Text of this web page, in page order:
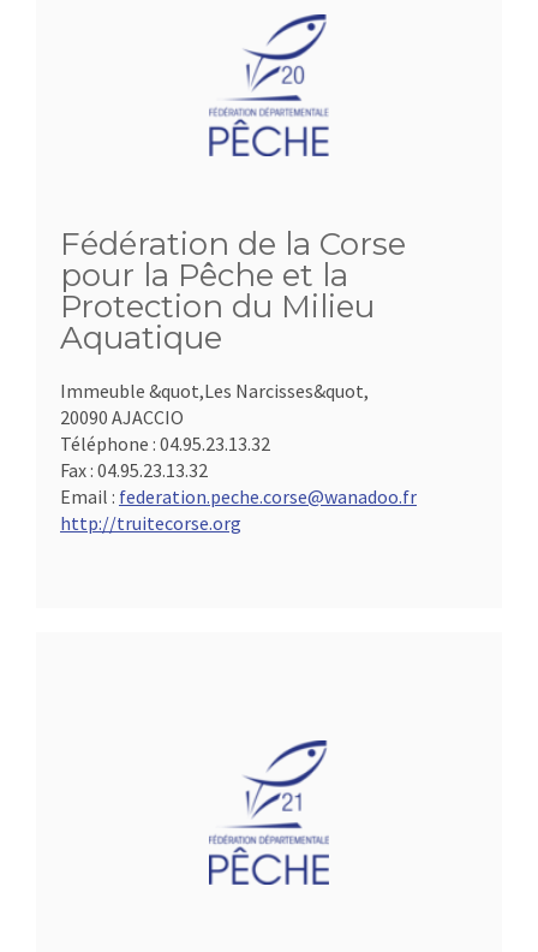
Fédération de la Corse
pour la Pêche et la
Protection du Milieu
Aquatique
Immeuble &quot,Les Narcisses&quot,
20090 AJACCIO
Téléphone : 04.95.23.13.32
Fax : 04.95.23.13.32
Email : federation.peche.corse@wanadoo.fr
http://truitecorse.org